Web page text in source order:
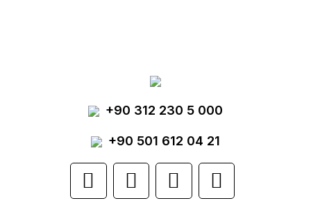
Yorum Yaz
Ürün resmi kalitesiz, bozuk veya
görüntülenemiyor.
Ürün açıklamasında eksik bilgiler bulunuyor.
Ürün bilgilerinde hatalar bulunuyor.
+90 312 230 5 000
+90 501 612 04 21